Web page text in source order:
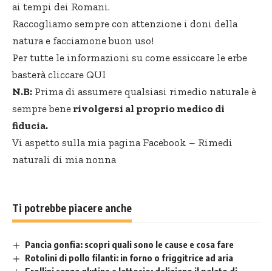
ai tempi dei Romani.
Raccogliamo sempre con attenzione i doni della
natura e facciamone buon uso!
Per tutte le informazioni su come essiccare le erbe
basteràcliccare QUI
N.B: Prima di assumere qualsiasi rimedio naturale è
sempre bene rivolgersi al proprio medico di
fiducia.
Vi aspetto sulla mia pagina Facebook – Rimedi
naturali di mia nonna
Ti potrebbe piacere anche
Pancia gonfia: scopri quali sono le cause e cosa fare
Rotolini di pollo filanti: in forno o friggitrice ad aria